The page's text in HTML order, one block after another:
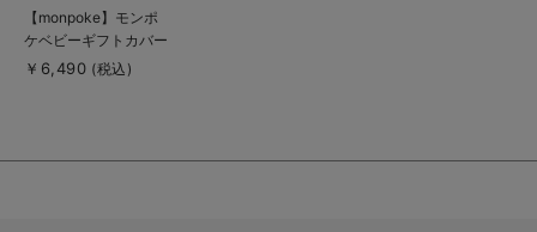
商
品
詳
を
【monpoke】モンポ
ケベビーギフトカバー
オール3点セット
￥6,490 (税込)